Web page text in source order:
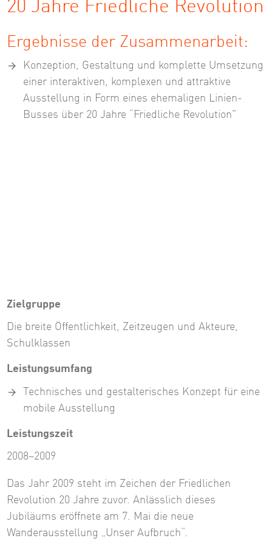
20 Jahre Friedliche Revolution
Ergebnisse der Zusammenarbeit:
Konzeption, Gestaltung und komplette Umsetzung
einer interaktiven, komplexen und attraktive
Ausstellung in Form eines ehemaligen Linien-
Busses über 20 Jahre “Friedliche Revolution”
Zielgruppe
Die breite Öffentlichkeit, Zeitzeugen und Akteure,
Schulklassen
Leistungsumfang
Technisches und gestalterisches Konzept für eine
mobile Ausstellung
Leistungszeit
2008–2009
Das Jahr 2009 steht im Zeichen der Friedlichen
Revolution 20 Jahre zuvor. Anlässlich dieses
Jubiläums eröffnete am 7. Mai die neue
Wanderausstellung „Unser Aufbruch“.